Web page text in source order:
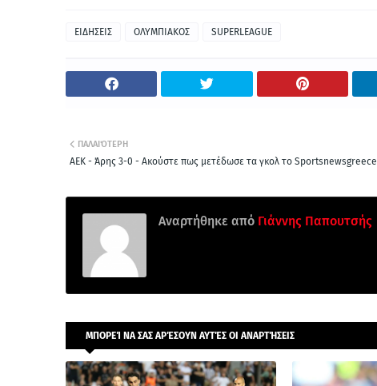
ΕΙΔΗΣΕΙΣ ΟΛΥΜΠΙΑΚΟΣ SUPERLEAGUE
ΠΑΛΑΙΌΤΕΡΗ
ΑΕΚ - Άρης 3-0 - Ακούστε πως μετέδωσε τα γκολ το Sportsnewsgreece
Αναρτήθηκε από Γιάννης Παπουτσής
ΜΠΟΡΕΊ ΝΑ ΣΑΣ ΑΡΈΣΟΥΝ ΑΥΤΈΣ ΟΙ ΑΝΑΡΤΉΣΕΙΣ